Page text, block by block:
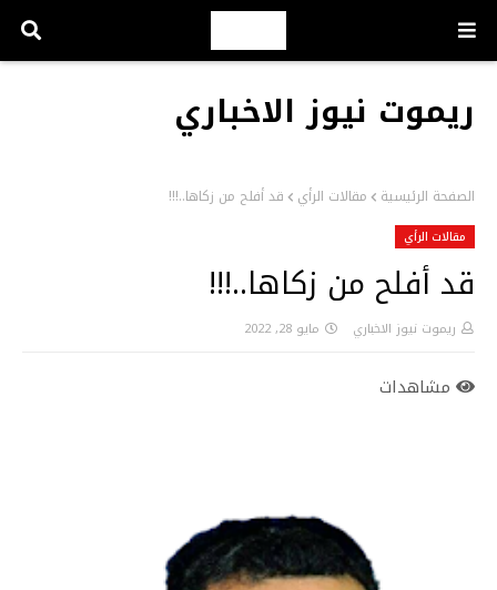
ريموت نيوز الاخباري
الصفحة الرئيسية مقالات الرأي قد أفلح من زكاها..!!!
مقالات الرأي
قد أفلح من زكاها..!!!
ريموت نيوز الاخباري مايو 28, 2022
مشاهدات